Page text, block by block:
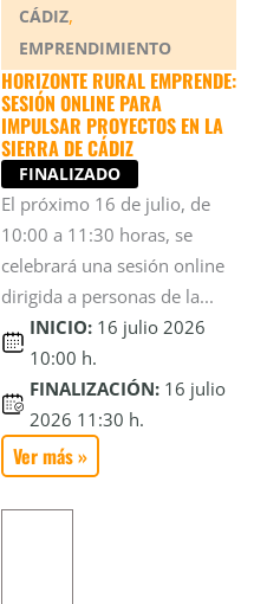
CÁDIZ,
EMPRENDIMIENTO
HORIZONTE RURAL EMPRENDE:
SESIÓN ONLINE PARA
IMPULSAR PROYECTOS EN LA
SIERRA DE CÁDIZ
FINALIZADO
El próximo 16 de julio, de
10:00 a 11:30 horas, se
celebrará una sesión online
dirigida a personas de la...
INICIO: 16 julio 2026
10:00 h.
FINALIZACIÓN: 16 julio
2026 11:30 h.
Ver más »